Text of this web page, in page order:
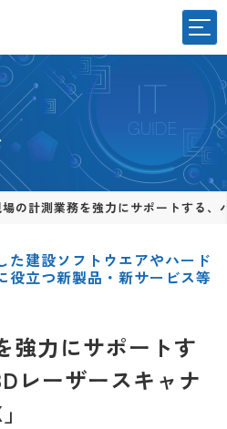
の計測業務を強力にサポートする
た建設ソフトウエアやハード
役立つ新製品・新サービス等
強力にサポートす
レーザースキャナ